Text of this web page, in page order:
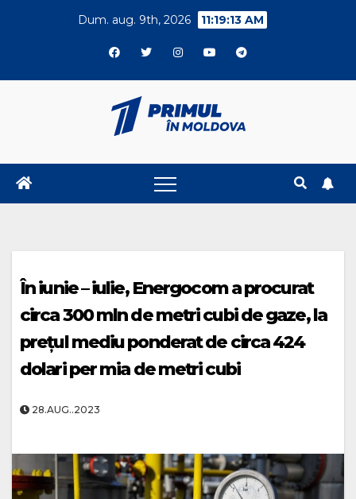
Dum. aug. 9th, 2026 11:19:13 AM
În iunie – iulie, Energocom a procurat
circa 300 mln de metri cubi de gaze, la
prețul mediu ponderat de circa 424
dolari per mia de metri cubi
28.AUG..2023